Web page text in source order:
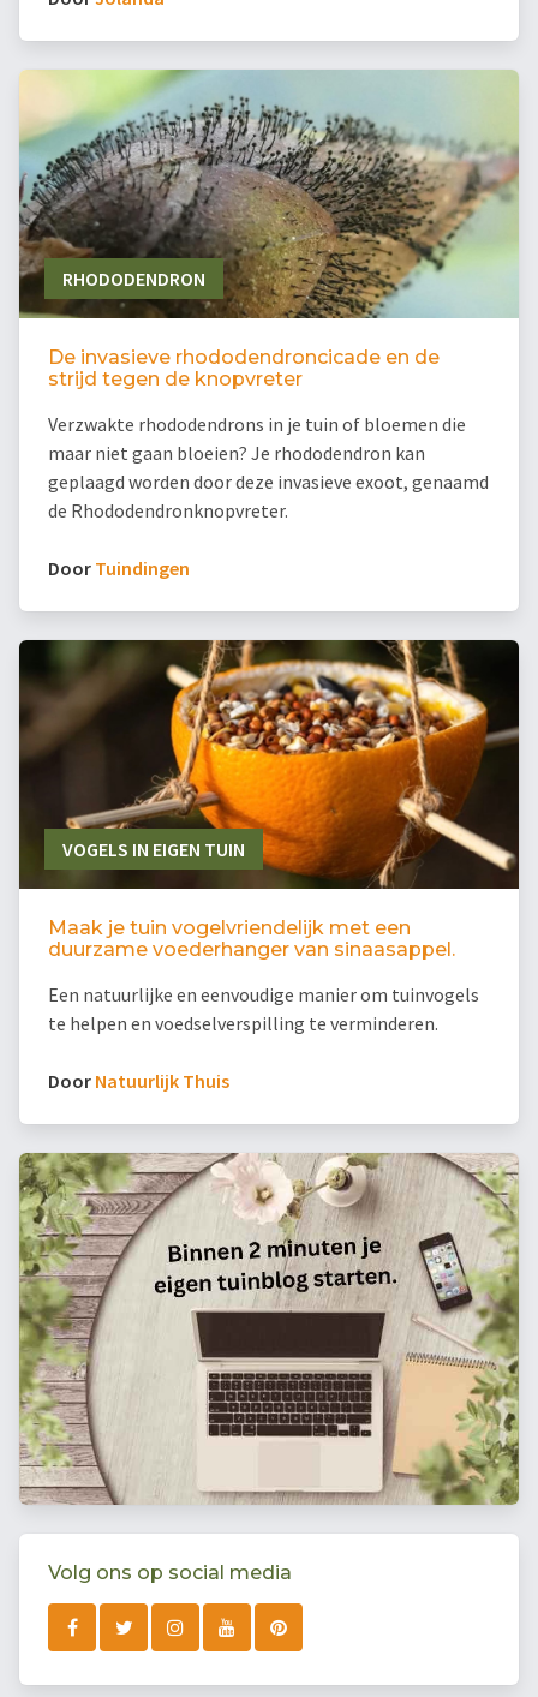
RHODODENDRON
De invasieve rhododendroncicade en de
strijd tegen de knopvreter
Verzwakte rhododendrons in je tuin of bloemen die
maar niet gaan bloeien? Je rhododendron kan
geplaagd worden door deze invasieve exoot, genaamd
de Rhododendronknopvreter.
Door Tuindingen
VOGELS IN EIGEN TUIN
Maak je tuin vogelvriendelijk met een
duurzame voederhanger van sinaasappel.
Een natuurlijke en eenvoudige manier om tuinvogels
te helpen en voedselverspilling te verminderen.
Door Natuurlijk Thuis
Volg ons op social media